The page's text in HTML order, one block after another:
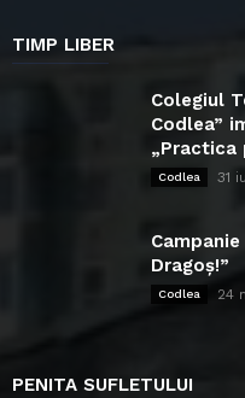
TIMP LIBER
Colegiul
Codlea”
„Practica
Codlea 31
Dragoș!”
Codlea 24
PENITA SUFLETULUI